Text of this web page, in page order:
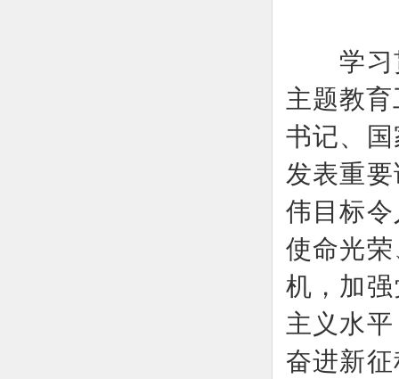
学习贯
主题教
书记、
发表重
伟目标
使命光
机，加
主义水
奋进新